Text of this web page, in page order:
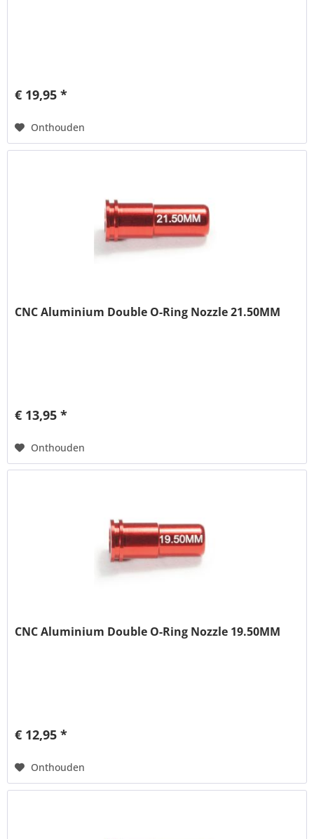
€ 19,95 *
Onthouden
CNC Aluminium Double O-Ring Nozzle 21.50MM
€ 13,95 *
Onthouden
CNC Aluminium Double O-Ring Nozzle 19.50MM
€ 12,95 *
Onthouden